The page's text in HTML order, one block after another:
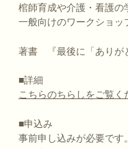
棺師育成や介護・看護の
一般向けのワークショッ
著書 『最後に「ありが
■詳細
こちらのちらしをご覧く
■申込み
事前申し込みが必要です。